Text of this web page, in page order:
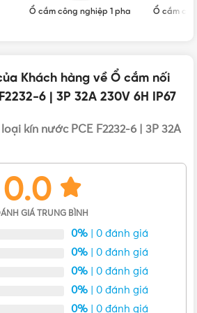
Connector PCE kín nước F2232-6
động với điện áp 230V và dòng điện
đại với 2 gam màu chủ đạo là đỏ và
Ổ cắm công nghiệp 1 pha Ổ cắm
Khách hàng về Ổ cắm nối
6 | 3P 32A 230V 6H IP67
kín nước PCE F2232-6 | 3P 32A
0.0
GIÁ TRUNG BÌNH
0% | 0 đánh giá
0% | 0 đánh giá
0% | 0 đánh giá
0% | 0 đánh giá
0% | 0 đánh giá